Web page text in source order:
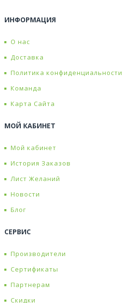
ИНФОРМАЦИЯ
О нас
Доставка
Политика конфиденциальности
Команда
Карта Сайта
МОЙ КАБИНЕТ
Мой кабинет
История Заказов
Лист Желаний
Новости
Блог
СЕРВИС
Производители
Сертификаты
Партнерам
Скидки